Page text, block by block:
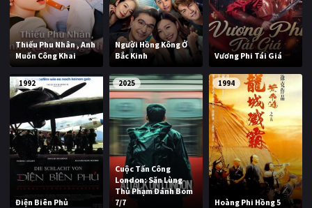
Thiếu Phu Nhân , Anh
Muốn Công Khai
Người Hồng Kông Ở
Bắc Kinh
Vương Phi Tái Giá
1992
Điện Biên Phủ
2025
Cuộc Tấn Công
London: Săn Lùng
Thủ Phạm Đánh Bom
7/7
1994
Hoàng Phi Hồng 5